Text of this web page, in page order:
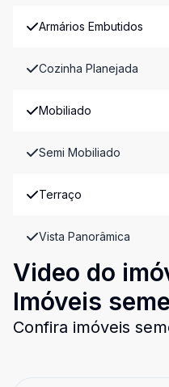
Armários Embutidos
Cozinha Planejada
Mobiliado
Semi Mobiliado
Terraço
Vista Panorâmica
Video do
Imóveis
Confira imóveis